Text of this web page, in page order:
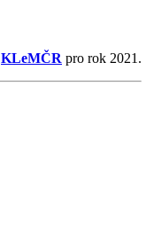
KLeMČR pro rok 2021.